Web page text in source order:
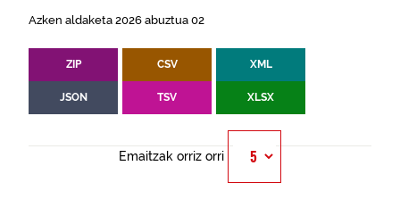
Azken aldaketa 2026 abuztua 02
ZIP CSV XML
JSON TSV XLSX
Emaitzak orriz orri